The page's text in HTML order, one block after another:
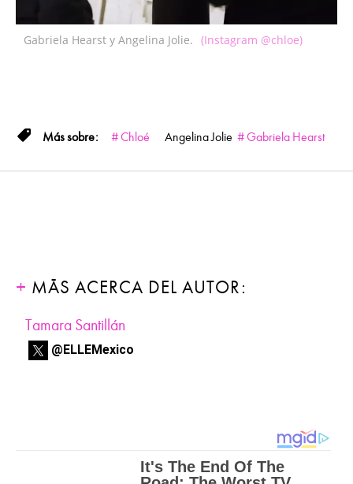
Gabriela Hearst y Angelina Jolie. (Instagram @chloe)
Chloé Angelina Jolie Gabriela Hearst
MÁS ACERCA DEL AUTOR:
Tamara Santillán
@ELLEMexico